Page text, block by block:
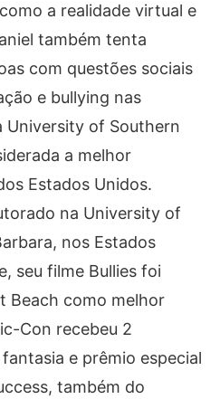
a realidade virtual e
também tenta
com questões sociais
e bullying nas
University of Southern
a melhor
Estados Unidos.
na University of
nos Estados
seu filme Bullies foi
Beach como melhor
Con recebeu 2
e prêmio especial
também do